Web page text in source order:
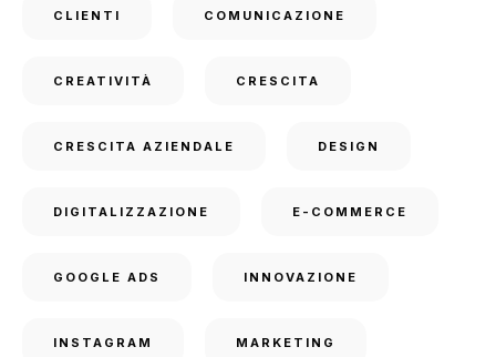
CLIENTI COMUNICAZIONE
CREATIVITÀ CRESCITA
CRESCITA AZIENDALE DESIGN
DIGITALIZZAZIONE E-COMMERCE
GOOGLE ADS INNOVAZIONE
INSTAGRAM MARKETING